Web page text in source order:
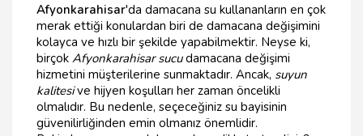
Afyonkarahisar'da damacana su kullananların en çok
merak ettiği konulardan biri de damacana değişimini
kolayca ve hızlı bir şekilde yapabilmektir. Neyse ki,
birçok Afyonkarahisar sucudamacana değişimi
hizmetini müşterilerine sunmaktadır. Ancak, suyun
kalitesive hijyen koşulları her zaman öncelikli
olmalıdır. Bu nedenle, seçeceğiniz su bayisinin
güvenilirliğinden emin olmanız önemlidir.